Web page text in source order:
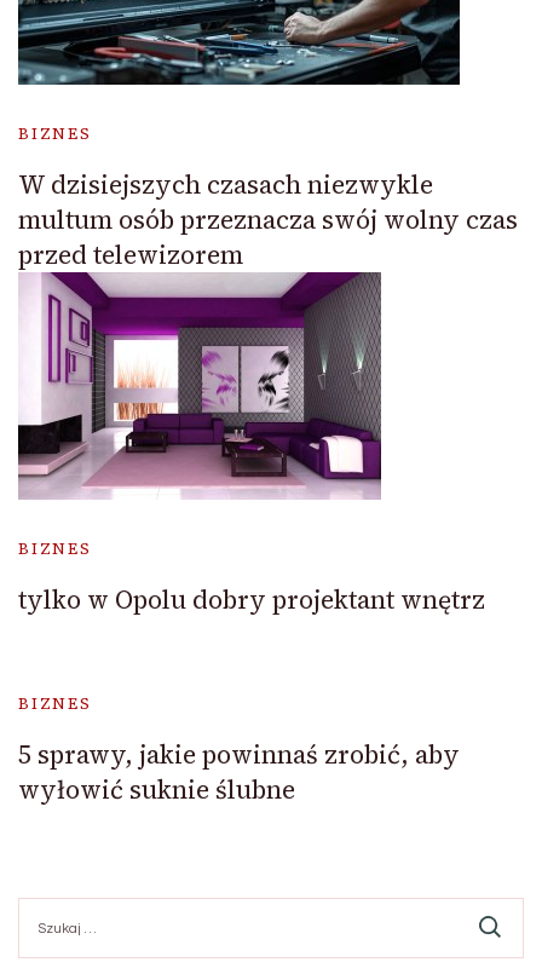
BIZNES
W dzisiejszych czasach niezwykle
multum osób przeznacza swój wolny czas
przed telewizorem
BIZNES
tylko w Opolu dobry projektant wnętrz
BIZNES
5 sprawy, jakie powinnaś zrobić, aby
wyłowić suknie ślubne